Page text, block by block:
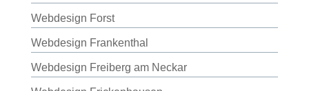
Webdesign Forst
Webdesign Frankenthal
Webdesign Freiberg am Neckar